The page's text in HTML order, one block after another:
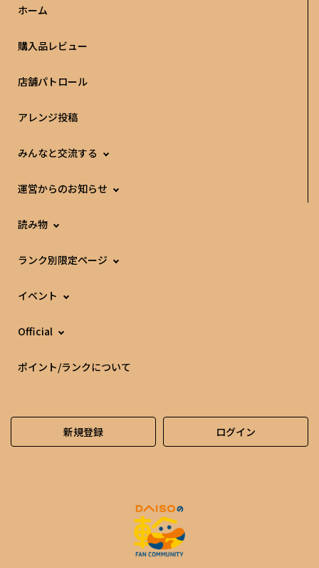
ホーム
購入品レビュー
店舗パトロール
アレンジ投稿
みんなと交流する
運営からのお知らせ
読み物
ランク別限定ページ
イベント
Official
ポイント/ランクについて
新規登録 ログイン